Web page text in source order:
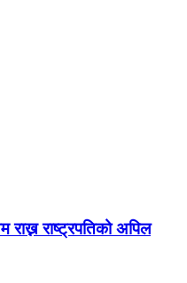
राख्न राष्ट्रपतिको अपिल